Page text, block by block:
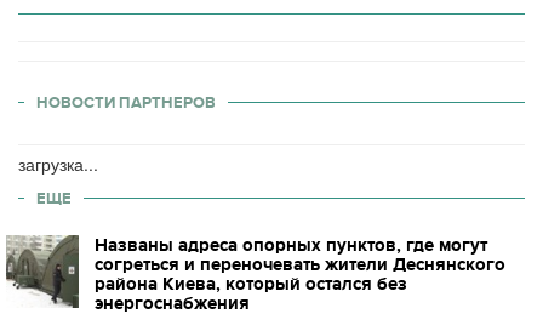
НОВОСТИ ПАРТНЕРОВ
загрузка...
ЕЩЕ
Названы адреса опорных пунктов, где могут
согреться и переночевать жители Деснянского
района Киева, который остался без
энергоснабжения